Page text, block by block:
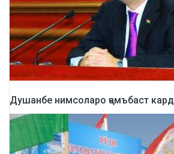
Душанбе нимсоларо ҷамъбаст кард